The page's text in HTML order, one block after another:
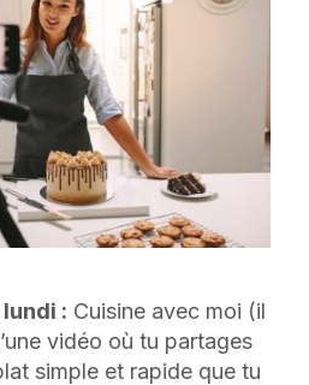
: Cuisine avec moi (il
vidéo où tu partages
simple et rapide que tu